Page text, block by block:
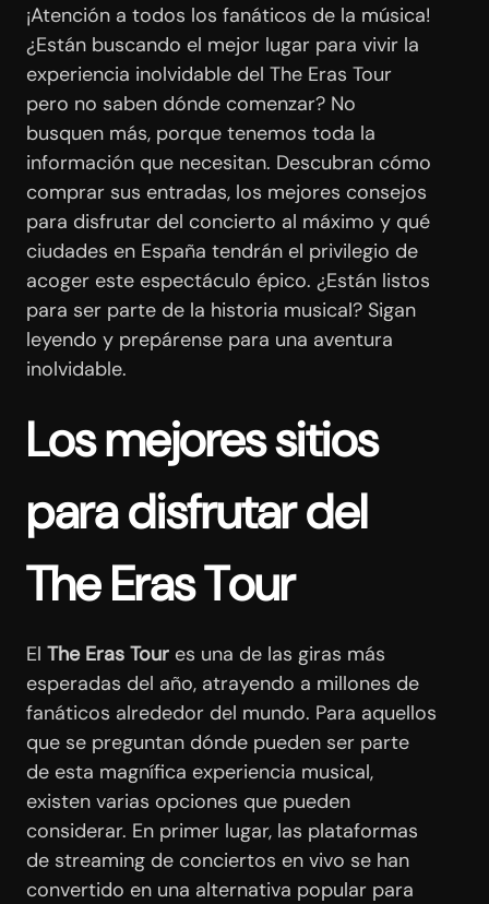
¡Atención a todos los fanáticos de la música!
¿Están buscando el mejor lugar para vivir la
experiencia inolvidable del The Eras Tour
pero no saben dónde comenzar? No
busquen más, porque tenemos toda la
información que necesitan. Descubran cómo
comprar sus entradas, los mejores consejos
para disfrutar del concierto al máximo y qué
ciudades en España tendrán el privilegio de
acoger este espectáculo épico. ¿Están listos
para ser parte de la historia musical? Sigan
leyendo y prepárense para una aventura
inolvidable.
Los mejores sitios
para disfrutar del
The Eras Tour
El The Eras Tour es una de las giras más
esperadas del año, atrayendo a millones de
fanáticos alrededor del mundo. Para aquellos
que se preguntan dónde pueden ser parte
de esta magnífica experiencia musical,
existen varias opciones que pueden
considerar. En primer lugar, las plataformas
de streaming de conciertos en vivo se han
convertido en una alternativa popular para